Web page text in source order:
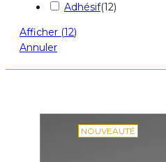
Adhésif(12)
Afficher (12)
Annuler
NOUVEAUTÉ